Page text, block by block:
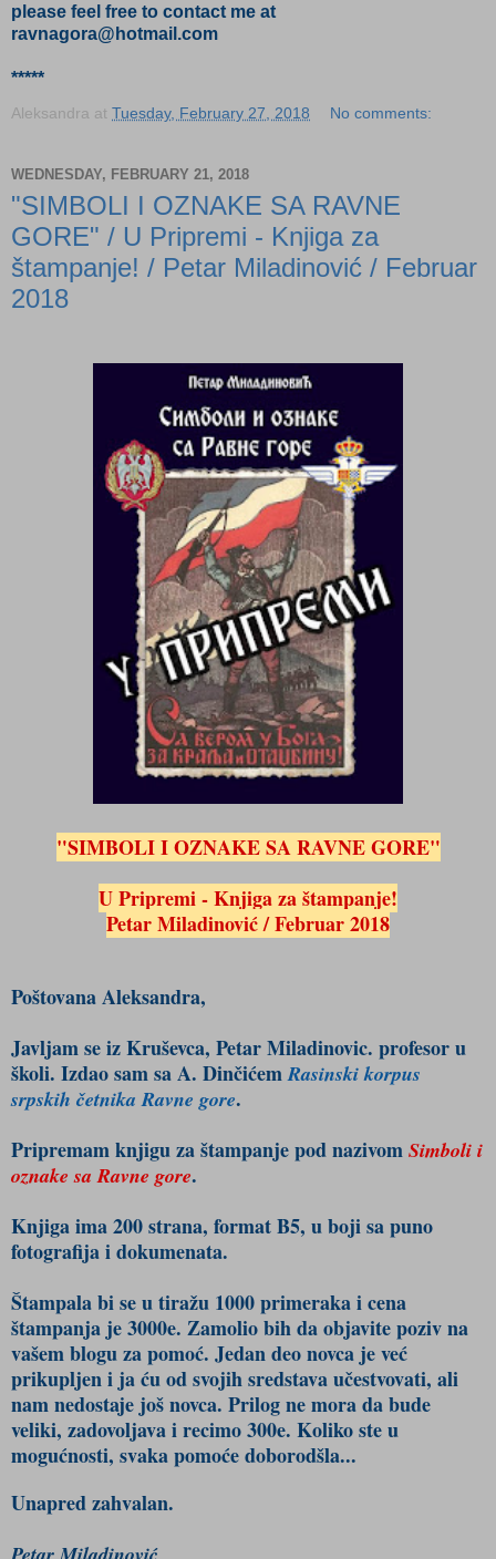
ravnagora@hotmail.com
*****
Aleksandra at Tuesday, February 27, 2018 No comments:
WEDNESDAY, FEBRUARY 21, 2018
"SIMBOLI I OZNAKE SA RAVNE
GORE" / U Pripremi - Knjiga za
štampanje! / Petar Miladinović / Februar
2018
"SIMBOLI I OZNAKE SA RAVNE GORE"
U Pripremi - Knjiga za štampanje!
Petar Miladinović / Februar 2018
Poštovana Aleksandra,
Javljam se iz Kruševca, Petar Miladinovic. profesor u
školi. Izdao sam sa A. DinčićemRasinski korpus
srpskih četnika Ravne gore.
Pripremam knjigu za štampanje pod nazivom Simboli i
oznake sa Ravne gore.
Knjiga ima 200 strana, format B5, u boji sa puno
fotografija i dokumenata.
Štampala bi se u tiražu 1000 primeraka i cena
štampanja je 3000e. Zamolio bih da objavite poziv na
vašem blogu za pomoć. Jedan deo novca je već
prikupljen i ja ću od svojih sredstava učestvovati, ali
nam nedostaje još novca. Prilog ne mora da bude
veliki, zadovoljava i recimo 300e. Koliko ste u
mogućnosti, svaka pomoće doborodšla...
Unapred zahvalan.
Petar Miladinović